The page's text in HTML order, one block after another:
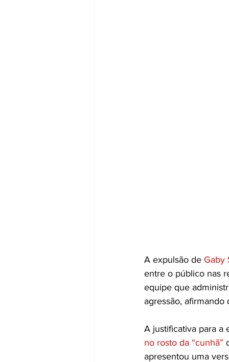
A expulsão de Gaby
entre o público nas
equipe que
agressão,
A justificativa para a
no rosto da “cunhã”
apresentou uma